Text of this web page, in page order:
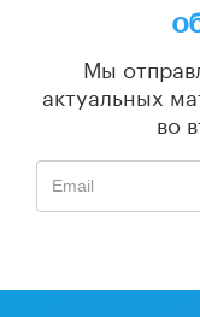
Мы
актуальных
во